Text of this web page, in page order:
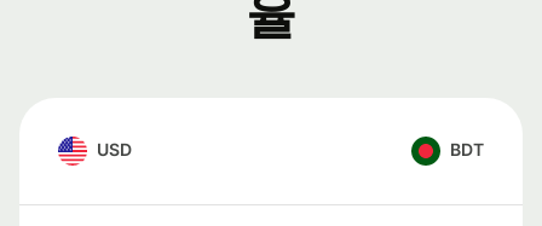
율
USD BDT